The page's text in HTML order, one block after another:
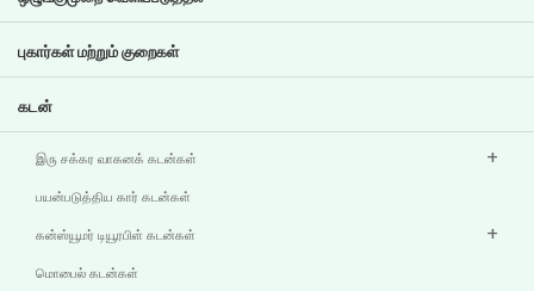
முக்கிய சுயவிவரங்கள்
முதலீட்டாளர் தகவல்
பிற வெளிப்பாடுகள்
புகார்கள் மற்றும் குறைகள்
கடன்
இரு சக்கர வாகனக் கடன்கள்
பயன்படுத்திய கார் கடன்கள்
கன்ஸ்யூமர் டியூரபிள் கடன்கள்
மொபைல் கடன்கள்